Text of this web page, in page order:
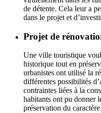
de détente. Cela leur a
dans le projet et
Projet de
Une ville touristique
historique tout en
urbanistes ont utilisé la
différentes possibilités
contraintes liées à la
habitants ont pu donner
préservation du